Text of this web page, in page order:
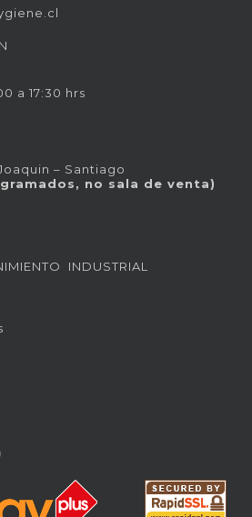
a 17:30 hrs
– Santiago
no sala de venta)
INDUSTRIAL